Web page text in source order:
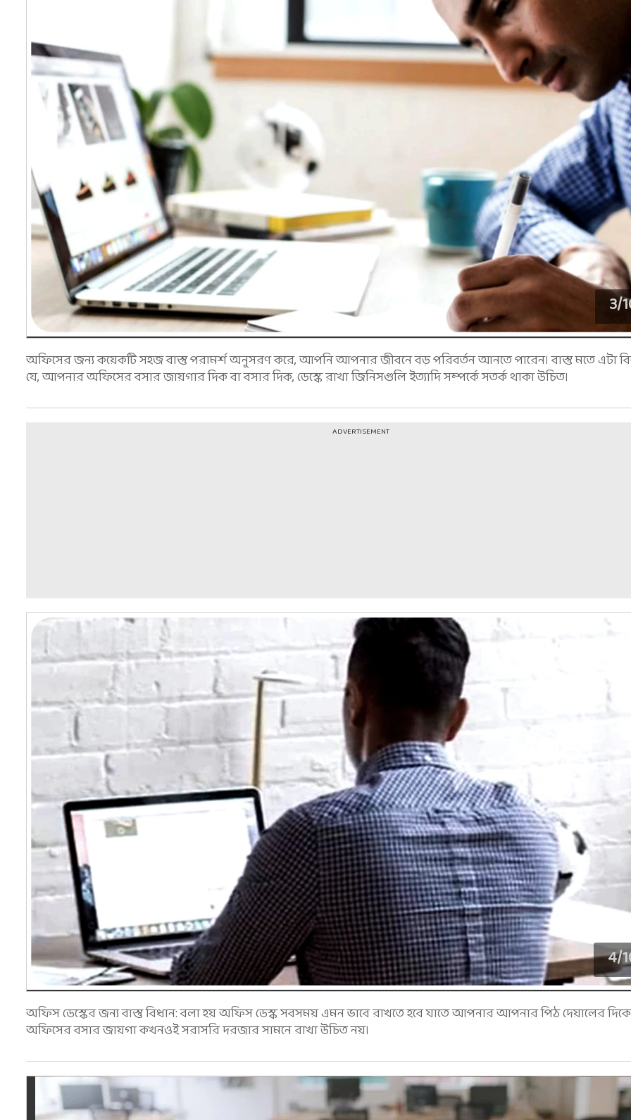
3/
অফিসের জন্য কয়েকটি সহজ বাস্তু পরামর্শ অনুসরণ করে, আপনি আপনার জীবনে বড় পরিবর্তন আনতে পারেন। বাস্তু মতে এটা
যে, আপনার অফিসের বসার জায়গার দিক বা বসার দিক, ডেস্কে রাখা জিনিসগুলি ইত্যাদি সম্পর্কে সতর্ক থাকা উচিত।
ADVERTISEMENT
4/
অফিস ডেস্কের জন্য বাস্তু বিধান: বলা হয় অফিস ডেস্ক সবসময় এমন ভাবে রাখতে হবে যাতে আপনার আপনার পিঠ দেয়ালের
অফিসের বসার জায়গা কখনওই সরাসরি দরজার সামনে রাখা উচিত নয়।